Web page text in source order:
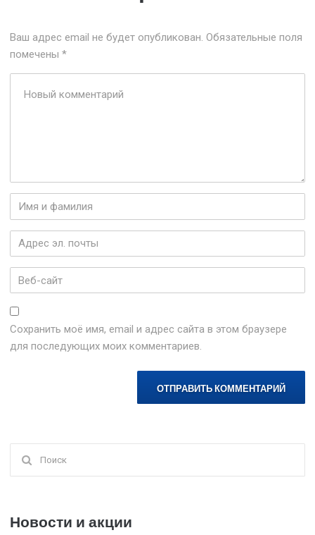
Ваш адрес email не будет опубликован. Обязательные поля
помечены*
комментарий*
Имя
и
фамилия*
Адрес
эл.
почты*
Веб-
сайт
Сохранить моё имя, email и адрес сайта в этом браузере
для последующих моих комментариев.
для:
Новости и акции